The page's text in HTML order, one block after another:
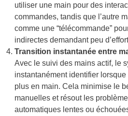
utiliser une main pour des
commandes, tandis que l’autre
comme une “télécommande”
indirectes demandant peu
Transition instantanée entre
Avec le suivi des mains actif, le
instantanément identifier
plus en main. Cela minimise le
manuelles et résout les
automatiques lentes ou